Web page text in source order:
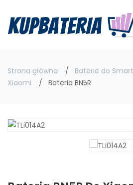
Strona główna
Baterie do
Xiaomi
Bateria BN5R